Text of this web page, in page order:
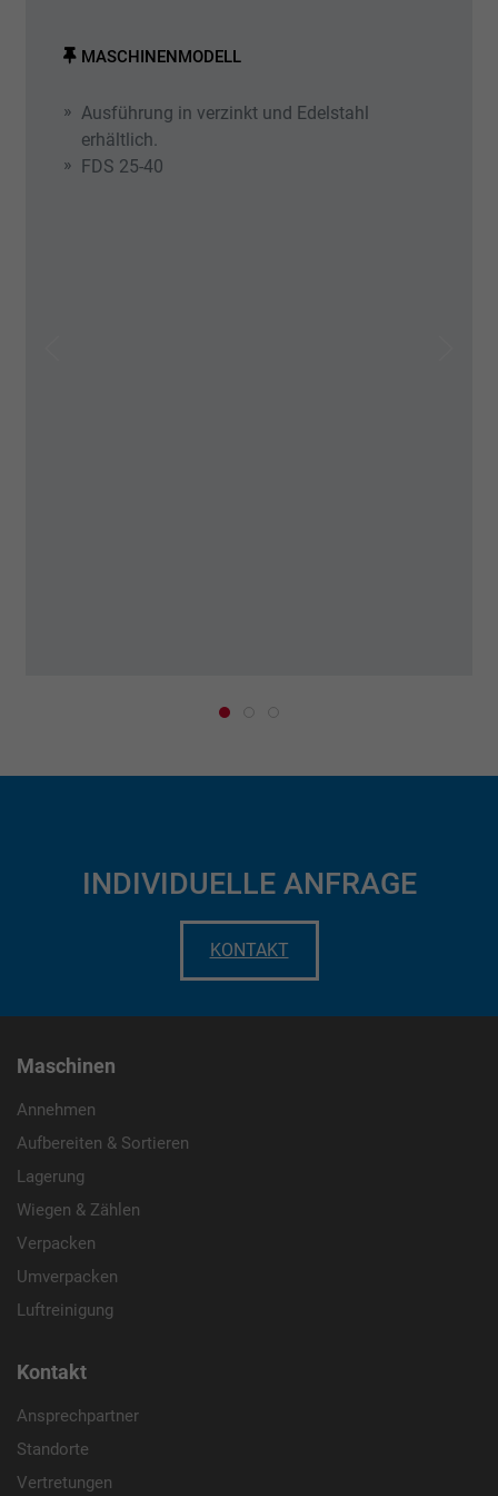
MASCHINENMODELL
Ausführung in verzinkt und Edelstahl
erhältlich.
FDS 25-40
INDIVIDUELLE ANFRAGE
KONTAKT
Maschinen
Annehmen
Aufbereiten & Sortieren
Lagerung
Wiegen & Zählen
Verpacken
Umverpacken
Luftreinigung
Kontakt
Ansprechpartner
Standorte
Vertretungen
Name _ga_xxxxxxxxxx
Anbieter Google LLC
Laufzeit 2 Jahre